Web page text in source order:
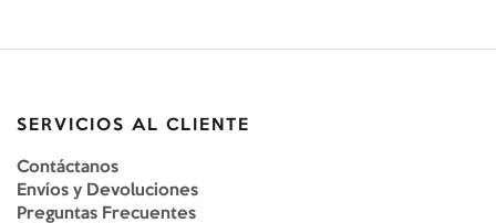
SERVICIOS AL CLIENTE
Contáctanos
Envíos y Devoluciones
Preguntas Frecuentes